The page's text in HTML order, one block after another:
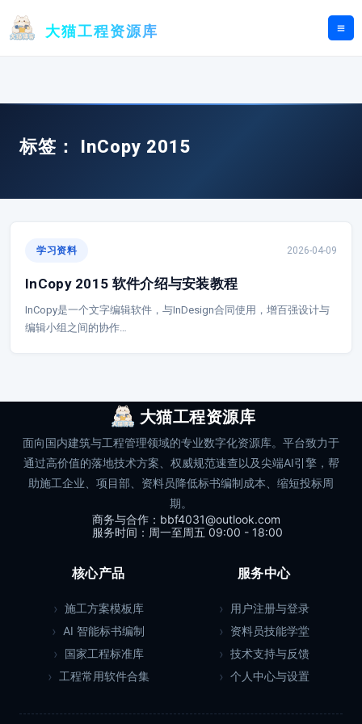
大猫工程资源库
标签： InCopy 2015
学习资料 2026-04-09
InCopy 2015 软件介绍与安装教程
InCopy是一个文字编辑软件，与InDesign合同使用，增百强设计与
编辑小组之间的协作…
大猫工程资源库
面向国内建筑与工程管理领域的专业数字化资源库。平台致力于
通过高价值的落地技术方案、权威规范速查以及尖端AI引擎，帮
助施工企业、项目部、资料员降低标书编制成本、缩短投标周
期。
商务与合作：bbf4031@outlook.com
服务时间：周一至周五 09:00 - 18:00
核心产品
施工方案模板库
AI 智能标书编制
国家工程标准库
工程常用软件合集
服务中心
用户注册与登录
资料员技能学堂
技术支持与反馈
个人中心与设置